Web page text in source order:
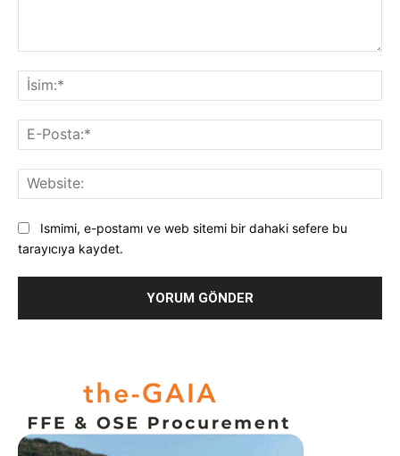
Ismimi, e-postamı ve web sitemi bir dahaki sefere bu
tarayıcıya kaydet.